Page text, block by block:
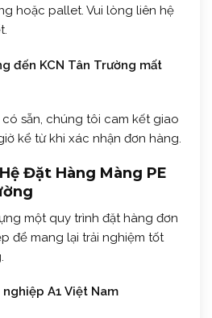
hoặc pallet. Vui lòng liên hệ
đến KCN Tân Trường mất
sẵn, chúng tôi cam kết giao
kể từ khi xác nhận đơn hàng.
Đặt Hàng Màng PE
một quy trình đặt hàng đơn
để mang lại trải nghiệm tốt
A1 Việt Nam